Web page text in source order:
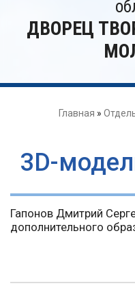
ДВОРЕЦ
Главная »
3D-
Гапонов Дмитрий
дополнительного